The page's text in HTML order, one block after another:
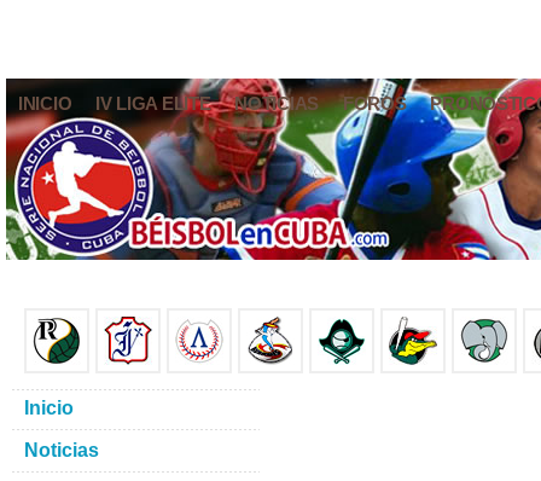
INICIO IV LIGA ELITE NOTICIAS FOROS
Inicio
Noticias